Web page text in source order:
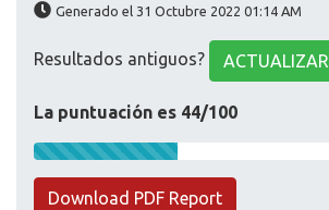
Generado el 31 Octubre 2022 01:14 AM
Resultados antiguos? ACTUALIZAR
La puntuación es 44/100
Download PDF Report